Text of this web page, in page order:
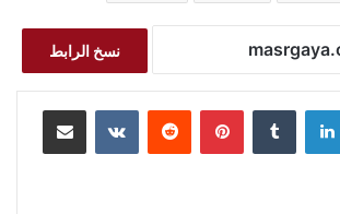
نسخ الرابط
لينكدإن بينتيريست مشاركة عبر البريد